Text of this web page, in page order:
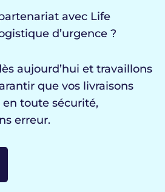
avec Life
d’urgence ?
aujourd’hui et travaillons
que vos livraisons
toute sécurité,
erreur.